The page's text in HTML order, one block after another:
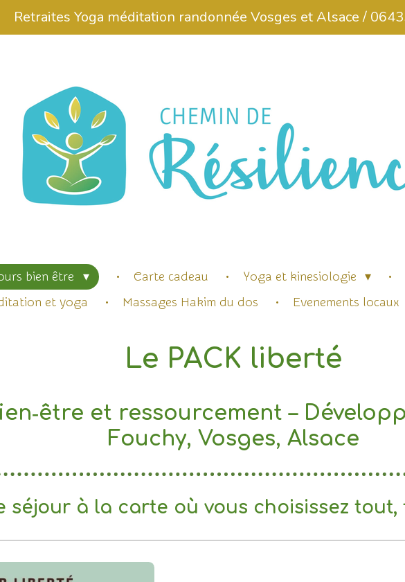
Retraites Yoga méditation randonnée Vosges et Alsace /
bien être Carte cadeau Yoga et kinesiologie
et yoga
Massages Hakim du dos Evenements locaux
Le PACK liberté
et ressourcement –
Fouchy, Vosges, Alsace
séjour à la carte où vous choisissez tout,